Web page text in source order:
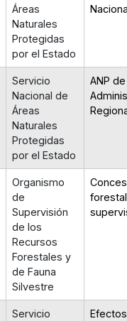
Áreas
Naturales
Protegidas
por el Estado
Servicio
Nacional de
Áreas
Naturales
Protegidas
por el Estado
ANP de
Organismo
de
Supervisión
de los
Recursos
Forestales y
de Fauna
Silvestre
Servicio